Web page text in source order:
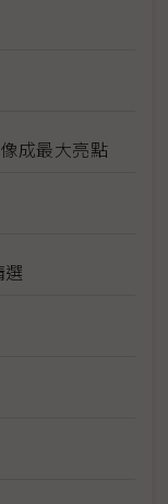
成最大亮點